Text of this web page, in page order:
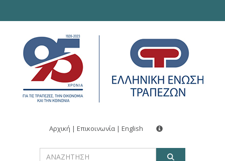
Αρχική | Επικοινωνία | English